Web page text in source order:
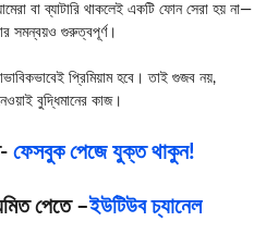
বা ব্যাটারি থাকলেই একটি ফোন সেরা হয় না—
সমন্বয়ও গুরুত্বপূর্ণ।
প্রিমিয়াম হবে। তাই গুজব নয়,
বুদ্ধিমানের কাজ।
ফেসবুক পেজে যুক্ত থাকুন!
পেতে –ইউটিউব চ্যানেল